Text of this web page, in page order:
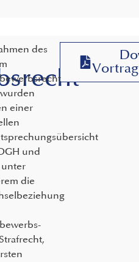
des
wurden
einer
und
unter
die